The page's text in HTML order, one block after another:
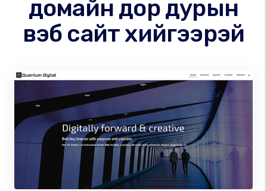
домайн дор дурын
вэб сайт хийгээрэй